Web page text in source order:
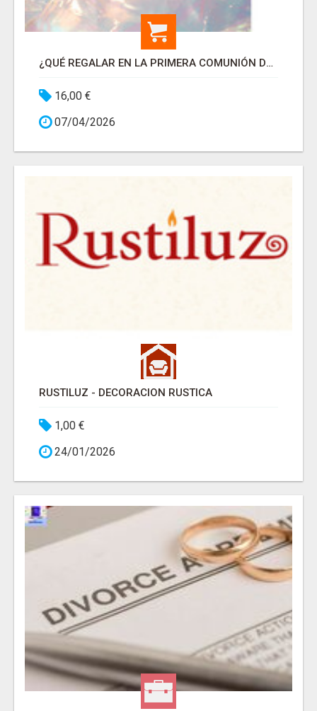
¿QUÉ REGALAR EN LA PRIMERA COMUNIÓN DE TU HIJO?
16,00 €
07/04/2026
RUSTILUZ - DECORACION RUSTICA
1,00 €
24/01/2026